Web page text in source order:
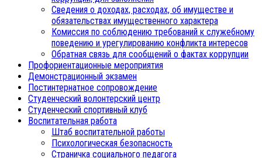
Сведения о доходах, расходах, об имуществе и
обязательствах имущественного характера
Комиссия по соблюдению требований к служебному
поведению и урегулированию конфликта интересов
Обратная связь для сообщений о фактах коррупции
Профориентационные мероприятия
Демонстрационный экзамен
Постинтернатное сопровождение
Студенческий волонтерский центр
Студенческий спортивный клуб
Воспитательная работа
Штаб воспитательной работы
Психологическая безопасность
Страничка социального педагога